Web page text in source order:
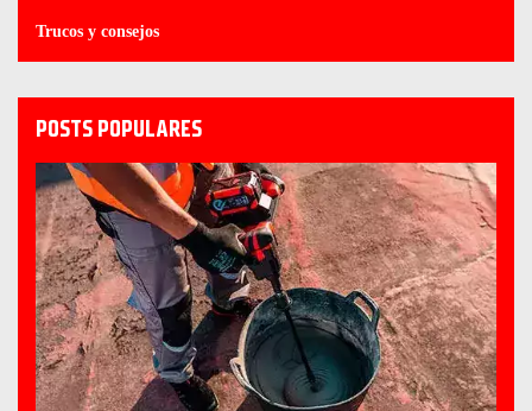
Trucos y consejos
POSTS POPULARES